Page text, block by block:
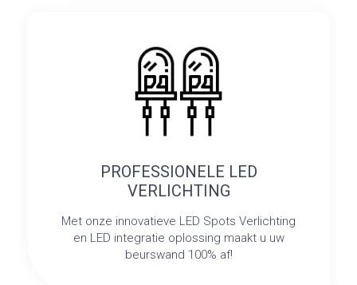
PROFESSIONELE LED
VERLICHTING
Met onze innovatieve LED Spots Verlichting
en LED integratie oplossing maakt u uw
beurswand 100% af!